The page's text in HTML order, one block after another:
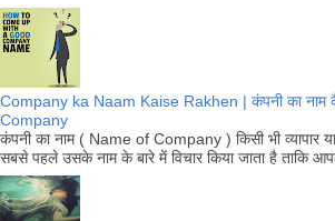
Company ka Naam Kaise Rakhen | कंपनी का
Company
कंपनी का नाम ( Name of Company ) किसी भी व्यापार
सबसे पहले उसके नाम के बारे में विचार किया जाता है ताकि